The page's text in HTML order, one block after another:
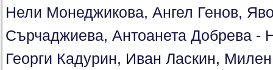
Нели Монеджикова, Ангел Генов,
Сърчаджиева, Антоанета Добрева -
Георги Кадурин, Иван Ласкин,